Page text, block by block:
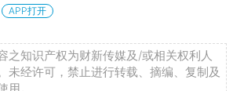
APP打开
之知识产权为财新传媒及/或相关权利人
未经许可，禁止进行转载、摘编、复制及